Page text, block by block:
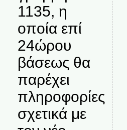
1135, η
οποία επί
24ώρου
βάσεως θα
παρέχει
πληροφορίες
σχετικά με